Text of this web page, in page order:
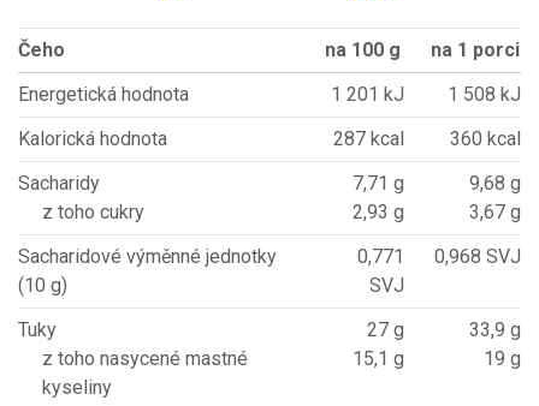
Čeho na 100 g
na 1 porci
Energetická hodnota
1 201 kJ
1 508 kJ
Kalorická hodnota
287 kcal
360 kcal
Sacharidy
z toho cukry
7,71 g
2,93 g
9,68 g
3,67 g
Sacharidové výměnné jednotky
(10 g)
0,771
SVJ
0,968 SVJ
Tuky
z toho nasycené mastné
kyseliny
27 g
15,1 g
33,9 g
19 g